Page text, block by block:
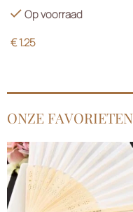
Op voorraad
€1.25
ONZE FAVORIETEN